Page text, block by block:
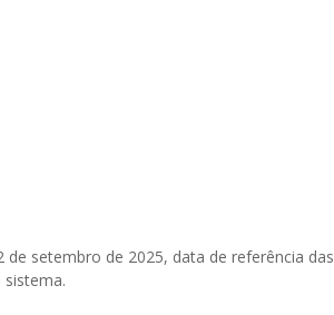
setembro de 2025, data de referência das
sistema.